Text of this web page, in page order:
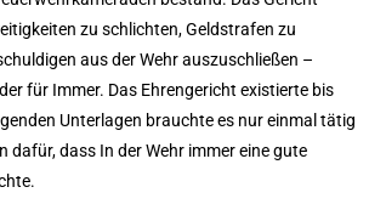
zu schlichten, Geldstrafen zu
aus der Wehr auszuschließen –
für Immer. Das Ehrengericht existierte bis
Unterlagen brauchte es nur einmal tätig
dafür, dass In der Wehr immer eine gute